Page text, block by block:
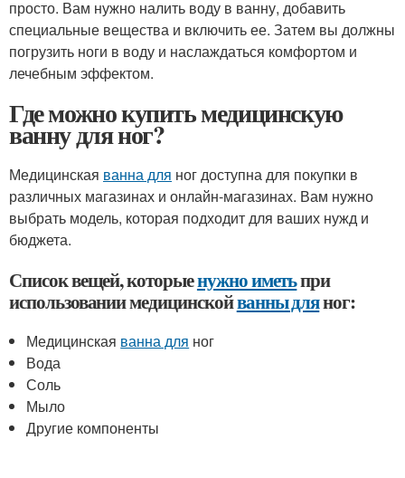
просто. Вам нужно налить воду в ванну, добавить
специальные вещества и включить ее. Затем вы должны
погрузить ноги в воду и наслаждаться комфортом и
лечебным эффектом.
Где можно купить медицинскую
ванну для ног?
Медицинская ванна для ног доступна для покупки в
различных магазинах и онлайн-магазинах. Вам нужно
выбрать модель, которая подходит для ваших нужд и
бюджета.
Список вещей, которыенужно иметьпри
использовании медицинскойванны дляног:
Медицинская ванна для ног
Вода
Соль
Мыло
Другие компоненты